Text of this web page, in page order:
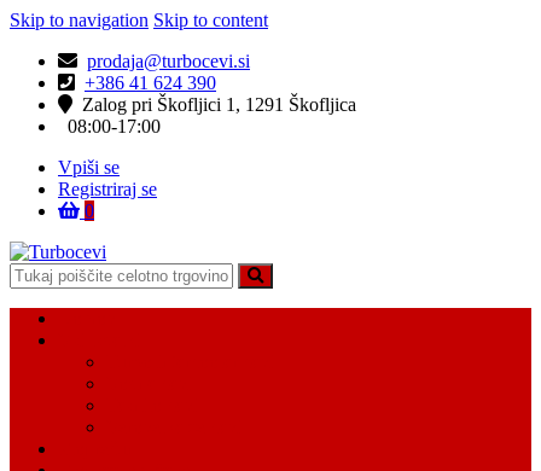
Skip to navigation Skip to content
prodaja@turbocevi.si
+386 41 624 390
Zalog pri Škofljici 1, 1291 Škofljica
08:00-17:00
Vpiši se
Registriraj se
0
Turbocevi
Turbo ideal – turbo cevi